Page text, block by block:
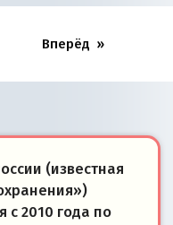
Вперёд
(известная
2010 года по